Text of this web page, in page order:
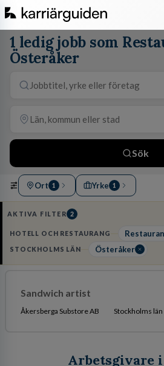
1 ledig jobb som
Österåker
Sök
Ort 1 Yrke 1
AKTIVA FILTER 2
HOTELL OCH RESTAURANG
STOCKHOLMS LÄN Österåker
Sandwich artist
Åkersberga Substore AB Stockholms län
Arbetsgivare